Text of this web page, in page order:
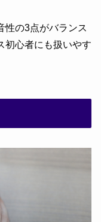
性の3点がバランス
初心者にも扱いやす